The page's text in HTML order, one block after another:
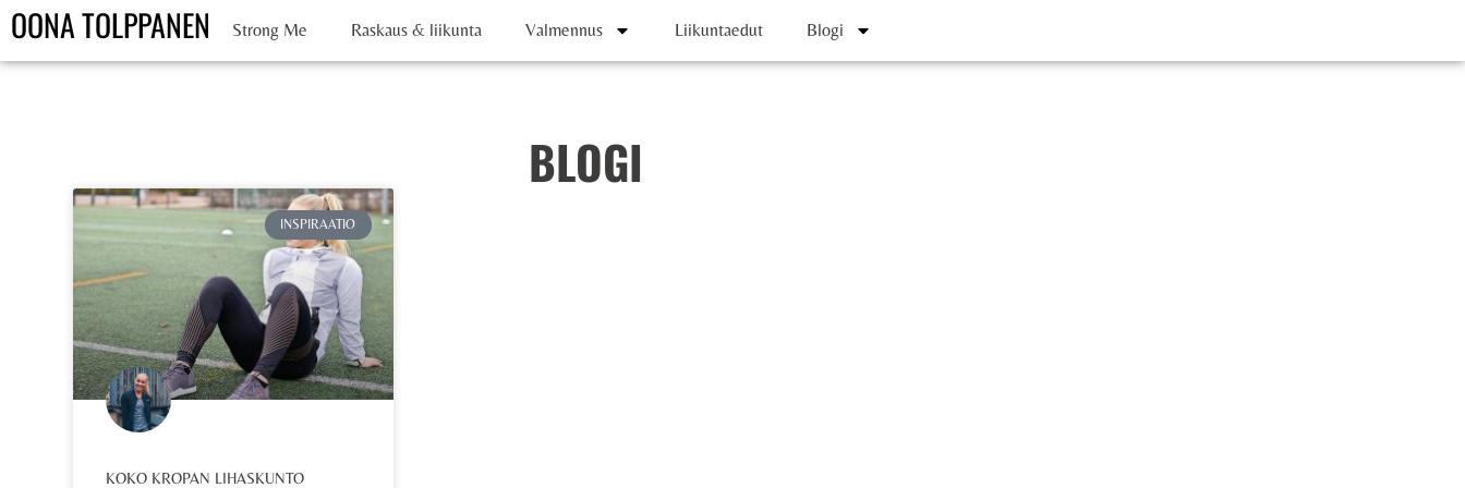
OONA TOLPPANEN Strong Me Raskaus & liikunta Valmennus Liikuntaedut Blogi
BLOGI
INSPIRAATIO
KOKO KROPAN LIHASKUNTO